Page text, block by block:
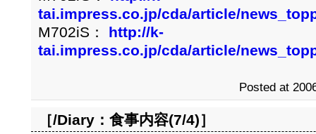
tai.impress.co.jp/cda/article/
M702iS： http://k-
tai.impress.co.jp/cda/article/
Posted at
［/Diary： 食事内容(7/4)］